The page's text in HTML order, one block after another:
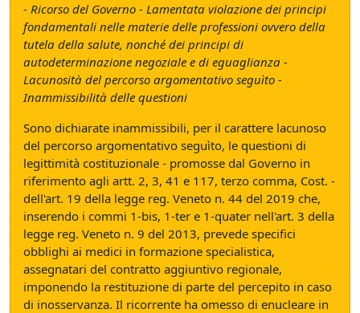
- Ricorso del Governo - Lamentata violazione dei principi
fondamentali nelle materie delle professioni ovvero della
tutela della salute, nonché dei principi di
autodeterminazione negoziale e di eguaglianza -
Lacunosità del percorso argomentativo seguìto -
Inammissibilità delle questioni
Sono dichiarate inammissibili, per il carattere lacunoso
del percorso argomentativo seguìto, le questioni di
legittimità costituzionale - promosse dal Governo in
riferimento agli artt. 2, 3, 41 e 117, terzo comma, Cost. -
dell'art. 19 della legge reg. Veneto n. 44 del 2019 che,
inserendo i commi 1-bis, 1-ter e 1-quater nell'art. 3 della
legge reg. Veneto n. 9 del 2013, prevede specifici
obblighi ai medici in formazione specialistica,
assegnatari del contratto aggiuntivo regionale,
imponendo la restituzione di parte del percepito in caso
di inosservanza. Il ricorrente ha omesso di enucleare in